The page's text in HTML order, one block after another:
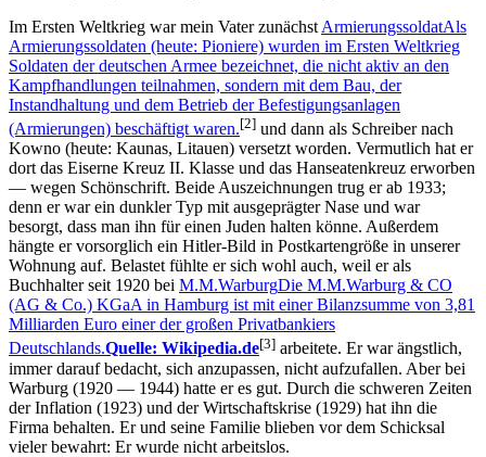
Im Ersten Weltkrieg war mein Vater zunächst ArmierungssoldatAls
Armierungssoldaten (heute: Pioniere) wurden im Ersten Weltkrieg
Soldaten der deutschen Armee bezeichnet, die nicht aktiv an den
Kampfhandlungen teilnahmen, sondern mit dem Bau, der
Instandhaltung und dem Betrieb der Befestigungsanlagen
(Armierungen) beschäftigt waren.[2] und dann als Schreiber nach
Kowno (heute: Kaunas, Litauen) versetzt worden. Vermutlich hat er
dort das Eiserne Kreuz II. Klasse und das Hanseatenkreuz erworben
— wegen Schönschrift. Beide Auszeichnungen trug er ab 1933;
denn er war ein dunkler Typ mit ausgeprägter Nase und war
besorgt, dass man ihn für einen Juden halten könne. Außerdem
hängte er vorsorglich ein Hitler-Bild in Postkartengröße in unserer
Wohnung auf. Belastet fühlte er sich wohl auch, weil er als
Buchhalter seit 1920 bei M.M.WarburgDie M.M.Warburg & CO
(AG & Co.) KGaA in Hamburg ist mit einer Bilanzsumme von 3,81
Milliarden Euro einer der großen Privatbankiers
Deutschlands.Quelle: Wikipedia.de[3] arbeitete. Er war ängstlich,
immer darauf bedacht, sich anzupassen, nicht aufzufallen. Aber bei
Warburg (1920 — 1944) hatte er es gut. Durch die schweren Zeiten
der Inflation (1923) und der Wirtschaftskrise (1929) hat ihn die
Firma behalten. Er und seine Familie blieben vor dem Schicksal
vieler bewahrt: Er wurde nicht arbeitslos.